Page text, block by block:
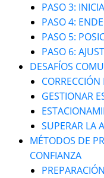
PASO 3:
PASO 4:
PASO 5:
PASO 6:
DESAFÍOS
GESTIONAR
SUPERAR LA
MÉTODOS DE
CONFIANZA